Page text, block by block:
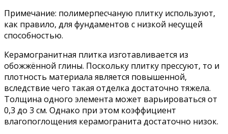
Примечание: полимерпесчаную плитку используют,
как правило, для фундаментов с низкой несущей
способностью.
Керамогранитная плитка изготавливается из
обожжённой глины. Поскольку плитку прессуют, то и
плотность материала является повышенной,
вследствие чего такая отделка достаточно тяжела.
Толщина одного элемента может варьироваться от
0,3 до 3 см. Однако при этом коэффициент
влагопоглощения керамогранита достаточно низок.